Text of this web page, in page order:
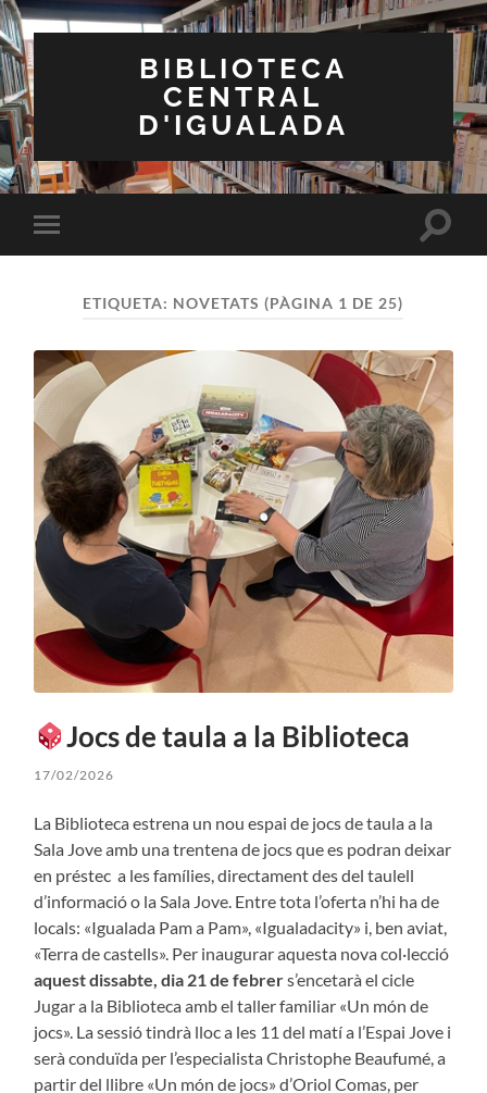
BIBLIOTECA
CENTRAL
D'IGUALADA
Toggle
mobile
Toggle
ETIQUETA: NOVETATS (PÀGINA 1 DE 25)
Jocs de taula a la Biblioteca
17/02/2026
La Biblioteca estrena un nou espai de jocs de taula a la
Sala Jove amb una trentena de jocs que es podran deixar
en préstec a les famílies, directament des del taulell
d’informació o la Sala Jove. Entre tota l’oferta n’hi ha de
locals: «Igualada Pam a Pam», «Igualadacity» i, ben aviat,
«Terra de castells». Per inaugurar aquesta nova col·lecció
aquest dissabte, dia 21 de febrers’encetarà el cicle
Jugar a la Biblioteca amb el taller familiar «Un món de
jocs». La sessió tindrà lloc a les 11 del matí a l’Espai Jove i
serà conduïda per l’especialista Christophe Beaufumé, a
partir del llibre «Un món de jocs» d’Oriol Comas, per